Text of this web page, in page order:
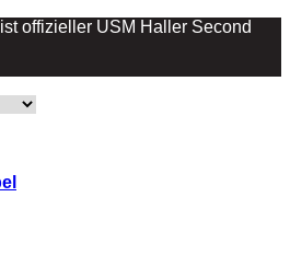
offizieller USM Haller Second